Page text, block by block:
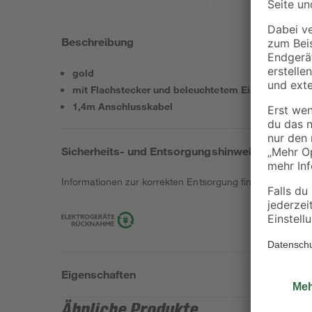
Beschreibung
gold
mit Flachstecker und beleuchtetem Ein-/
1,4m Anschlusskabel
Sicherheits- und Entsorgungshinweise
Informationen zur korrekten Entsorgung findest du
Eigenschaften